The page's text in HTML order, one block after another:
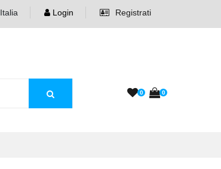
Italia Login Registrati
0 0